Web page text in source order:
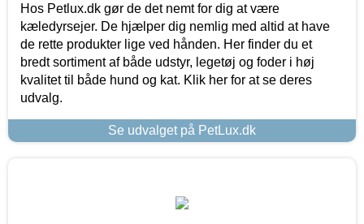
Hos Petlux.dk gør de det nemt for dig at være
kæledyrsejer. De hjælper dig nemlig med altid at have
de rette produkter lige ved hånden. Her finder du et
bredt sortiment af både udstyr, legetøj og foder i høj
kvalitet til både hund og kat. Klik her for at se deres
udvalg.
Se udvalget på PetLux.dk